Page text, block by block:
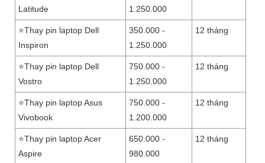
Latitude
1.250.000
⭐Thay pin laptop Dell
Inspiron
350.000 -
1.250.000
12 tháng
⭐Thay pin laptop Dell
Vostro
750.000 -
1.250.000
12 tháng
⭐Thay pin laptop Asus
Vivobook
750.000 -
1.200.000
12 tháng
⭐Thay pin laptop Acer
Aspire
650.000 -
980.000
12 tháng